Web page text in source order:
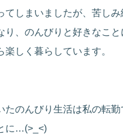
てしまいましたが、苦し
り、のんびりと好きなこと
楽しく暮らしています。
たのんびり生活は私の転
に…(>_<)